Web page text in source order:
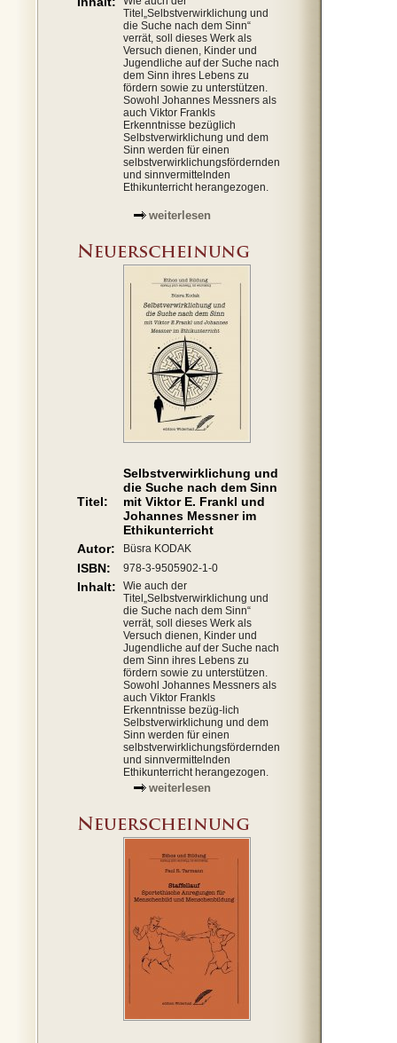
Titel„Selbstverwirklichung und
die Suche nach dem Sinn“
verrät, soll dieses Werk als
Versuch dienen, Kinder und
Jugendliche auf der Suche nach
dem Sinn ihres Lebens zu
fördern sowie zu unterstützen.
Sowohl Johannes Messners als
auch Viktor Frankls
Erkenntnisse bezüglich
Selbstverwirklichung und dem
Sinn werden für einen
selbstverwirklichungsfördernden
und sinnvermittelnden
Ethikunterricht herangezogen.
weiterlesen
Titel:
Selbstverwirklichung und
die Suche nach dem Sinn
mit Viktor E. Frankl und
Johannes Messner im
Ethikunterricht
Autor:
Büsra KODAK
ISBN: 978-3-9505902-1-0
Inhalt:
Wie auch der
Titel„Selbstverwirklichung und
die Suche nach dem Sinn“
verrät, soll dieses Werk als
Versuch dienen, Kinder und
Jugendliche auf der Suche nach
dem Sinn ihres Lebens zu
fördern sowie zu unterstützen.
Sowohl Johannes Messners als
auch Viktor Frankls
Erkenntnisse bezüg-lich
Selbstverwirklichung und dem
Sinn werden für einen
selbstverwirklichungsfördernden
und sinnvermittelnden
Ethikunterricht herangezogen.
weiterlesen